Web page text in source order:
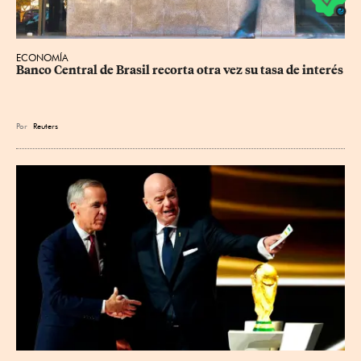
ECONOMÍA
Banco Central de Brasil recorta otra vez su tasa de interés
Por Reuters